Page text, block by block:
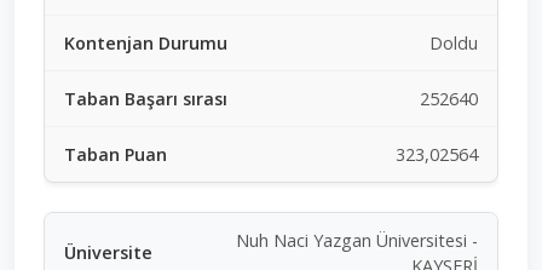
Doldu
252640
323,02564
Nuh Naci Yazgan Üniversitesi -
KAYSERİ